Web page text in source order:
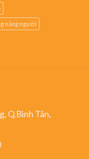
nâng người
Q.Bình Tân,